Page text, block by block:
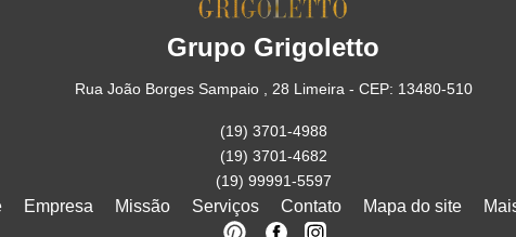
Grupo Grigoletto
Rua João Borges Sampaio , 28 Limeira - CEP: 13480-510
(19) 3701-4988
(19) 3701-4682
(19) 99991-5597
Empresa Missão Serviços Contato Mapa do site